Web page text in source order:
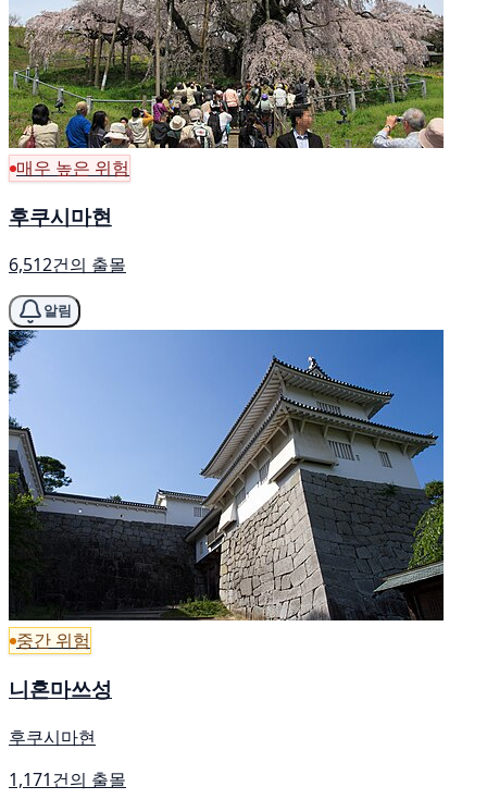
매우 높은 위험
후쿠시마현
6,512건의 출몰
알림
중간 위험
니혼마쓰성
후쿠시마현
1,171건의 출몰